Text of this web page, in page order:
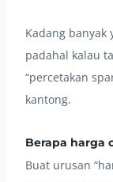
Kadang
padahal kalau
“percetakan
kantong.
Berapa harga
Buat urusan